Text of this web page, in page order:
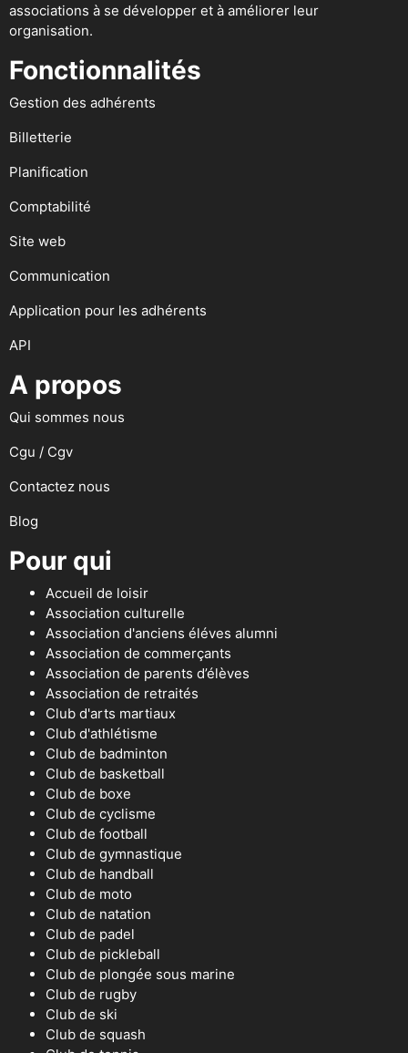
associations à se développer et à améliorer leur
organisation.
Fonctionnalités
Gestion des adhérents
Billetterie
Planification
Comptabilité
Site web
Communication
Application pour les adhérents
API
A propos
Qui sommes nous
Cgu / Cgv
Contactez nous
Blog
Pour qui
Accueil de loisir
Association culturelle
Association d'anciens éléves alumni
Association de commerçants
Association de parents d’élèves
Association de retraités
Club d'arts martiaux
Club d'athlétisme
Club de badminton
Club de basketball
Club de boxe
Club de cyclisme
Club de football
Club de gymnastique
Club de handball
Club de moto
Club de natation
Club de padel
Club de pickleball
Club de plongée sous marine
Club de rugby
Club de ski
Club de squash